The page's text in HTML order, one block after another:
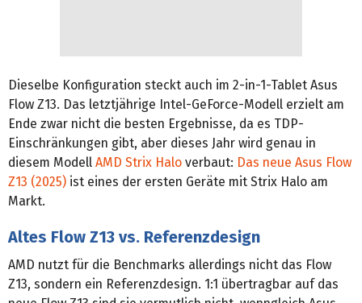
Dieselbe Konfiguration steckt auch im 2-in-1-Tablet Asus
Flow Z13. Das letztjährige Intel-GeForce-Modell erzielt am
Ende zwar nicht die besten Ergebnisse, da es TDP-
Einschränkungen gibt, aber dieses Jahr wird genau in
diesem Modell AMD Strix Halo verbaut: Das neue Asus Flow
Z13 (2025) ist eines der ersten Geräte mit Strix Halo am
Markt.
Altes Flow Z13 vs. Referenzdesign
AMD nutzt für die Benchmarks allerdings nicht das Flow
Z13, sondern ein Referenzdesign. 1:1 übertragbar auf das